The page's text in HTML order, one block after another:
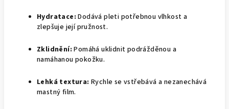
Hydratace: Dodává pleti potřebnou vlhkost a
zlepšuje její pružnost.
Zklidnění: Pomáhá uklidnit podrážděnou a
namáhanou pokožku.
Lehká textura: Rychle se vstřebává a nezanechává
mastný film.